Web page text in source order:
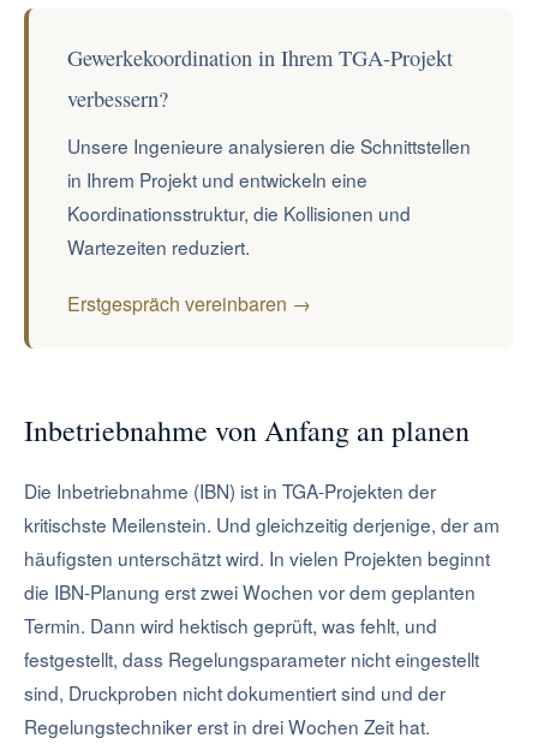
Gewerkekoordination in Ihrem TGA-Projekt
verbessern?
Unsere Ingenieure analysieren die Schnittstellen
in Ihrem Projekt und entwickeln eine
Koordinationsstruktur, die Kollisionen und
Wartezeiten reduziert.
Erstgespräch vereinbaren →
Inbetriebnahme von Anfang an planen
Die Inbetriebnahme (IBN) ist in TGA-Projekten der
kritischste Meilenstein. Und gleichzeitig derjenige, der am
häufigsten unterschätzt wird. In vielen Projekten beginnt
die IBN-Planung erst zwei Wochen vor dem geplanten
Termin. Dann wird hektisch geprüft, was fehlt, und
festgestellt, dass Regelungsparameter nicht eingestellt
sind, Druckproben nicht dokumentiert sind und der
Regelungstechniker erst in drei Wochen Zeit hat.